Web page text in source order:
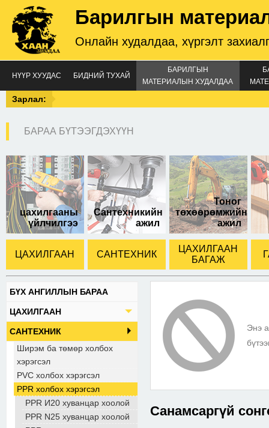
Барилгын
Онлайн худалдаа, хүргэлт
НҮҮР ХУУДАС БИДНИЙ ТУХАЙ
БАРИЛГЫН
МАТЕРИАЛЫН ХУДАЛДАА
Зарлал:
БАРАА БҮТЭЭГДЭХҮҮН
цахилгааны
үйлчилгээ
Сантехникийн
ажил
Тоног
төхөөрөмжийн
ажил
ЦАХИЛГААН САНТЕХНИК
ЦАХИЛГААН
БАГАЖ
БҮХ АНГИЛЛЫН БАРАА
ЦАХИЛГААН
САНТЕХНИК
Ширэм ба төмөр холбох
хэрэгсэл
PVC холбох хэрэгсэл
PPR холбох хэрэгсэл
PPR И20 хуванцар хоолой
PPR N25 хуванцар хоолой
Энэ
Санамсаргүй
Шарик холхивч 6314-
2RS